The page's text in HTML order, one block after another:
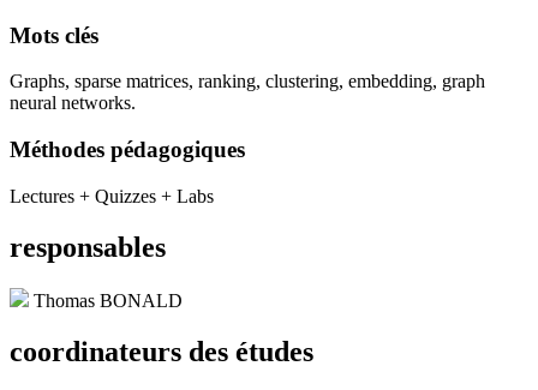
Mots clés
Graphs, sparse matrices, ranking, clustering, embedding, graph
neural networks.
Méthodes pédagogiques
Lectures + Quizzes + Labs
responsables
Thomas BONALD
coordinateurs des études